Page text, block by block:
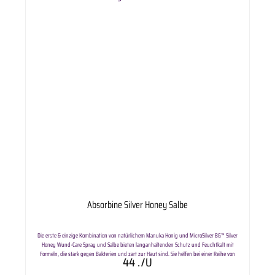
Absorbine Silver Honey Salbe
Die erste & einzige Kombination von natürlichem Manuka Honig und MicroSilver BG™ Silver
Honey Wund-Care Spray und Salbe bieten langanhaltenden Schutz und Feuchtkalt mit
Formeln, die stark gegen Bakterien und zart zur Haut sind. Sie helfen bei einer Reihe von
Hautproblemen wie z. B. Schnitten, Schürfwunden, Mauke, Pilz, Kratzern, Hautausschläge,
44.70